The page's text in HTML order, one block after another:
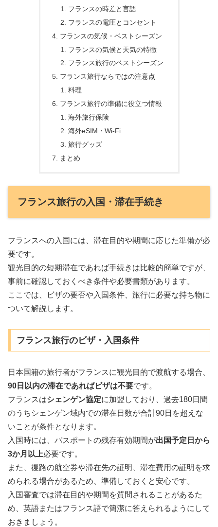
フランスの時差と言語
フランスの電圧とコンセント
フランスの気候・ベストシーズン
フランスの気候と天気の特徴
フランス旅行のベストシーズン
フランス旅行ならではの注意点
料理
フランス旅行の準備に役立つ情報
海外旅行保険
海外eSIM・Wi-Fi
旅行グッズ
まとめ
フランス旅行の入国・滞在手続き
フランスへの入国には、滞在目的や期間に応じた準備が必
要です。
観光目的の短期滞在であれば手続きは比較的簡単ですが、
事前に確認しておくべき条件や必要書類があります。
ここでは、ビザの要否や入国条件、旅行に必要な持ち物に
ついて解説します。
フランス旅行のビザ・入国条件
日本国籍の旅行者がフランスに観光目的で渡航する場合、
90日以内の滞在であればビザは不要です。
フランスはシェンゲン協定に加盟しており、過去180日間
のうちシェンゲン域内での滞在日数が合計90日を超えな
いことが条件となります。
入国時には、パスポートの残存有効期間が出国予定日から
3か月以上必要です。
また、復路の航空券や滞在先の証明、滞在費用の証明を求
められる場合があるため、準備しておくと安心です。
入国審査では滞在目的や期間を質問されることがあるた
め、英語またはフランス語で簡潔に答えられるようにして
おきましょう。